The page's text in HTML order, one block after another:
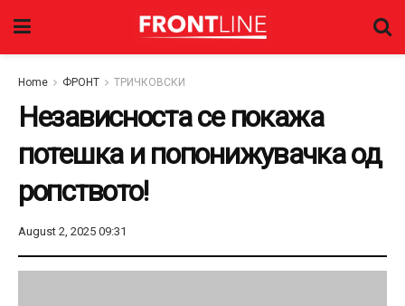
Home ФРОНТ ТРИЧКОВСКИ
Независноста се покажа
потешка и попонижувачка од
ропството!
August 2, 2025 09:31